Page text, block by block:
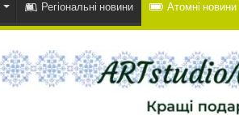
Регіональні новини Атомні новини